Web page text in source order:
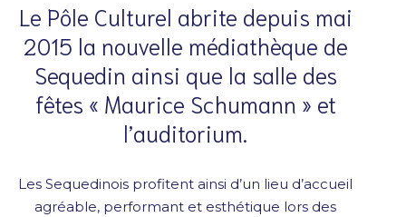
Le Pôle Culturel abrite depuis mai
2015 la nouvelle médiathèque de
Sequedin ainsi que la salle des
fêtes « Maurice Schumann » et
l’auditorium.
Les Sequedinois profitent ainsi d’un lieu d’accueil
agréable, performant et esthétique lors des